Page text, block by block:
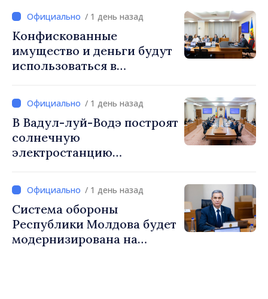
Великобритании и
Северной Ирландии Ферн
Хорин
/ 1 день назад
Конфискованные
имущество и деньги будут
использоваться в
общественных интересах
/ 1 день назад
В Вадул-луй-Водэ построят
солнечную
электростанцию
системой накопления на 60
МВт·ч
/ 1 день назад
Система обороны
Республики Молдова будет
модернизирована на